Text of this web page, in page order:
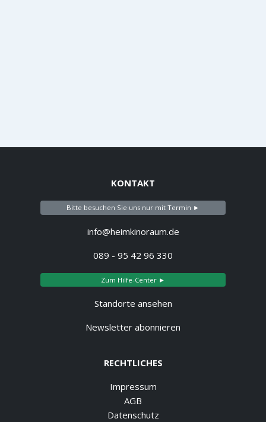
KONTAKT
Bitte besuchen Sie uns nur mit Termin ►
info@heimkinoraum.de
089 - 95 42 96 330
Zum Hilfe-Center ►
Standorte ansehen
Newsletter abonnieren
RECHTLICHES
Impressum
AGB
Datenschutz